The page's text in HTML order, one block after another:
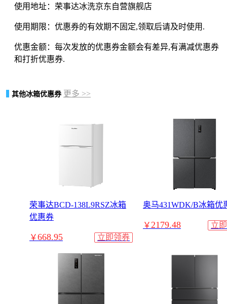
使用地址：荣事达冰洗京东自营旗舰店
使用期限：优惠券的有效期不固定,领取后请及时使用.
优惠金额：每次发放的优惠券金额会有差异,有满减优惠券
和打折优惠券.
其他冰箱优惠券 更多 >>
荣事达BCD-138L9RSZ冰箱
优惠券
￥668.95 立即领券
奥马431WDK/B冰箱优
￥2179.48 立